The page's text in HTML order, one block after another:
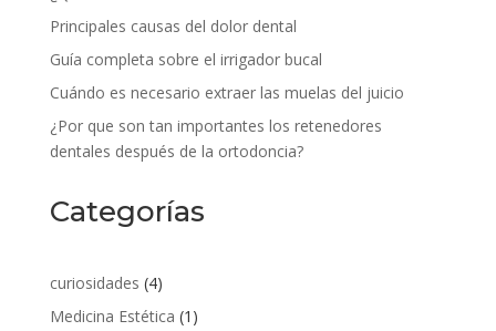
Principales causas del dolor dental
Guía completa sobre el irrigador bucal
Cuándo es necesario extraer las muelas del juicio
¿Por que son tan importantes los retenedores
dentales después de la ortodoncia?
Categorías
curiosidades (4)
Medicina Estética (1)